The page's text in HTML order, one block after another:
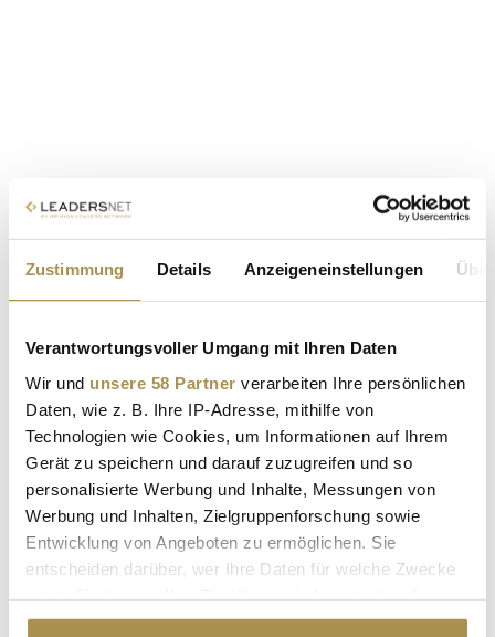
Zustimmung Details Anzeigeneinstellungen
Verantwortungsvoller Umgang mit Ihren Daten
Wir und unsere 58 Partner verarbeiten Ihre persönlichen
Daten, wie z. B. Ihre IP-Adresse, mithilfe von
Technologien wie Cookies, um Informationen auf Ihrem
Gerät zu speichern und darauf zuzugreifen und so
personalisierte Werbung und Inhalte, Messungen von
Werbung und Inhalten, Zielgruppenforschung sowie
Entwicklung von Angeboten zu ermöglichen. Sie
entscheiden darüber, wer Ihre Daten für welche Zwecke
Cookie-Erklärung oder durch Klicken auf das Privacy